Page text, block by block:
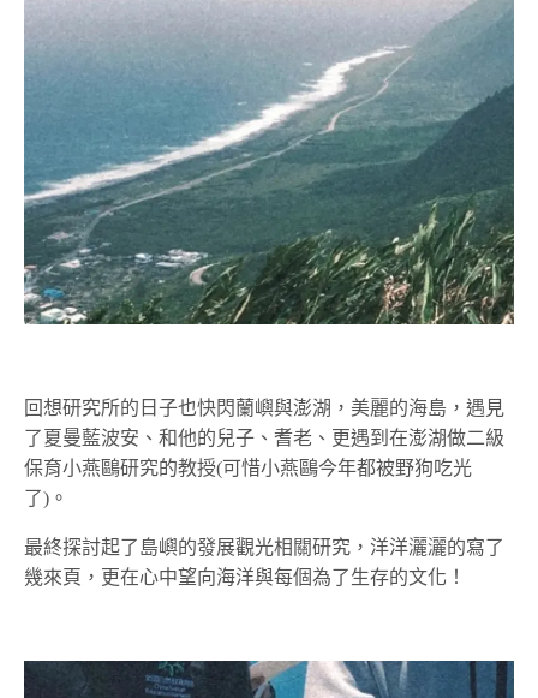
回想研究所的日子也快閃蘭嶼與澎湖，美麗的海島，遇見
了夏曼藍波安、和他的兒子、耆老、更遇到在澎湖做二級
保育小燕鷗研究的教授(可惜小燕鷗今年都被野狗吃光
了)。
最終探討起了島嶼的發展觀光相關研究，洋洋灑灑的寫了
幾來頁，更在心中望向海洋與每個為了生存的文化！